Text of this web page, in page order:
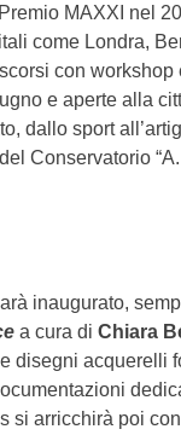
MAXXI nel
come Londra,
con
e aperte alla
dallo sport
Conservatorio
inaugurato,
a cura di Chiara
disegni acquerelli
si arricchirà poi